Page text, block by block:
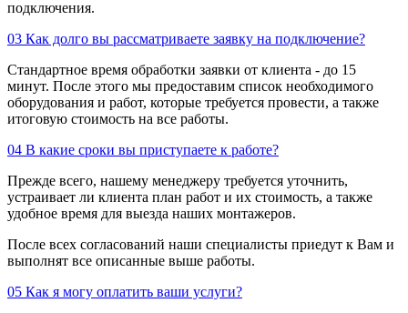
подключения.
03 Как долго вы рассматриваете заявку на подключение?
Стандартное время обработки заявки от клиента - до 15
минут. После этого мы предоставим список необходимого
оборудования и работ, которые требуется провести, а также
итоговую стоимость на все работы.
04 В какие сроки вы приступаете к работе?
Прежде всего, нашему менеджеру требуется уточнить,
устраивает ли клиента план работ и их стоимость, а также
удобное время для выезда наших монтажеров.
После всех согласований наши специалисты приедут к Вам и
выполнят все описанные выше работы.
05 Как я могу оплатить ваши услуги?